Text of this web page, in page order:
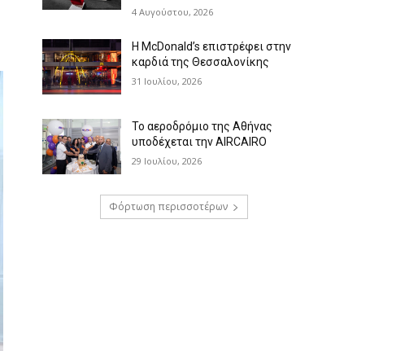
4 Αυγούστου, 2026
Η McDonald’s επιστρέφει στην
καρδιά της Θεσσαλονίκης
31 Ιουλίου, 2026
Το αεροδρόμιο της Αθήνας
υποδέχεται την AIRCAIRO
29 Ιουλίου, 2026
Φόρτωση περισσοτέρων